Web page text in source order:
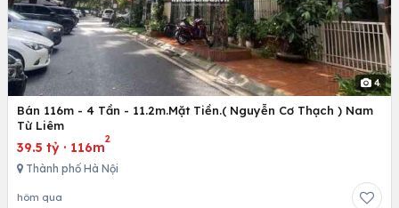
4
Bán 116m - 4 Tần - 11.2m.Mặt Tiền.( Nguyễn Cơ Thạch ) Nam
Từ Liêm
39.5 tỷ · 116m
2
Thành phố Hà Nội
hôm qua